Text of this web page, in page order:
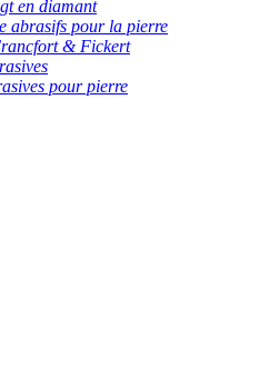
en diamant
abrasifs pour la pierre
& Fickert
pour pierre